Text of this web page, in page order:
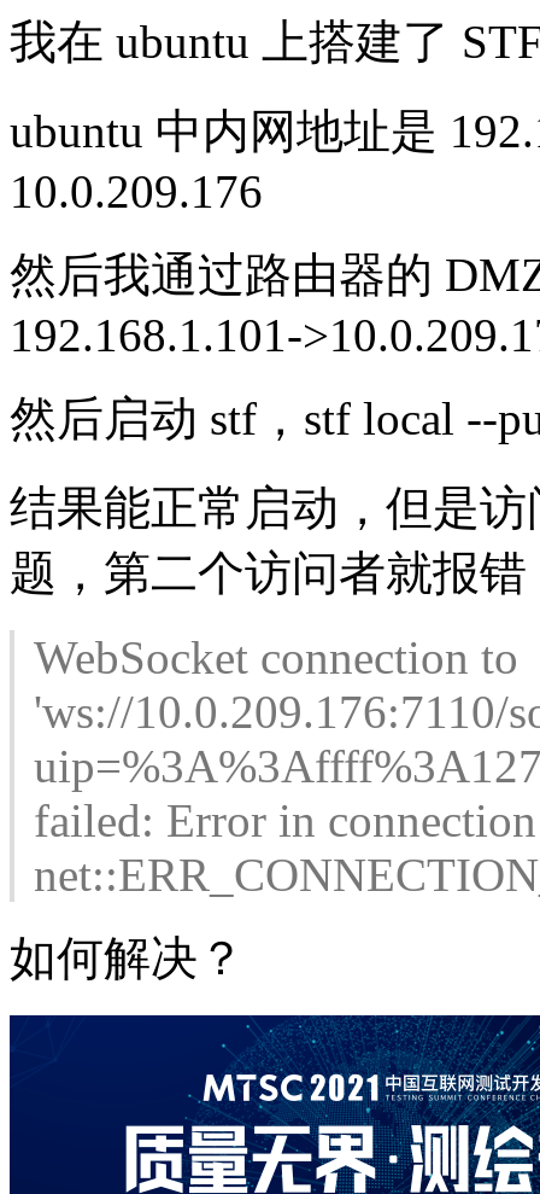
我在 ubuntu 上搭建了
ubuntu 中内网地址是
10.0.209.176
然后我通过路由器的
192.168.1.101-
然后启动 stf，stf local --
结果能正常启动，但是
题，第二个访问者就报错
WebSocket connection to
'ws://10.0.209.176:7110/
failed: Error in
如何解决？